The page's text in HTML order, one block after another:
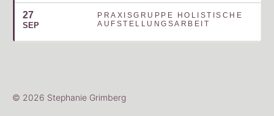
27
SEP
PRAXISGRUPPE HOLISTISCHE
AUFSTELLUNGSARBEIT
© 2026 Stephanie Grimberg